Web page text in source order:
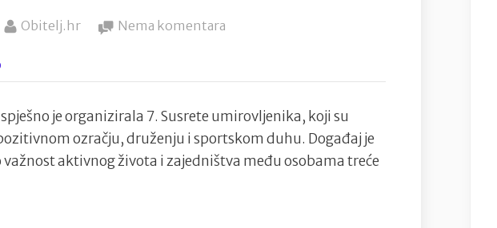
By
Obitelj.hr Nema komentara
umirovljenika
udruge
Treća
je organizirala 7. Susrete umirovljenika, koji su
ozračju, druženju i sportskom duhu. Događaj je
aktivnog života i zajedništva među osobama treće